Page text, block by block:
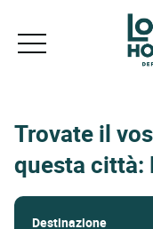
Trovate il
questa città:
Destinazione